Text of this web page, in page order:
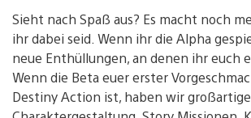
Sieht nach Spaß aus? Es macht noch
ihr dabei seid. Wenn ihr die Alpha
neue Enthüllungen, an denen ihr euch
Wenn die Beta euer erster
Destiny Action ist, haben wir